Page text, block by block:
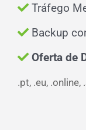
Tráfego
Backup
Oferta de
.pt, .eu,